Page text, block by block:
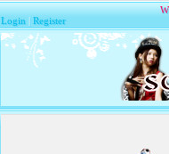
W
Login |Register